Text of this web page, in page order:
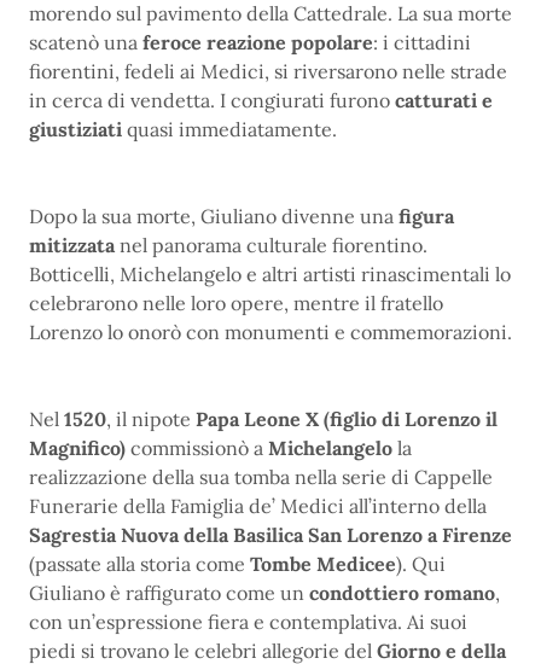
morendo sul pavimento della Cattedrale. La sua morte
scatenò una feroce reazione popolare: i cittadini
fiorentini, fedeli ai Medici, si riversarono nelle strade
in cerca di vendetta. I congiurati furono catturati e
giustiziati quasi immediatamente.
Dopo la sua morte, Giuliano divenne una figura
mitizzata nel panorama culturale fiorentino.
Botticelli, Michelangelo e altri artisti rinascimentali lo
celebrarono nelle loro opere, mentre il fratello
Lorenzo lo onorò con monumenti e commemorazioni.
Nel 1520, il nipote Papa Leone X (figlio di Lorenzo il
Magnifico) commissionò a Michelangelo la
realizzazione della sua tomba nella serie di Cappelle
Funerarie della Famiglia de’ Medici all’interno della
Sagrestia Nuova della Basilica San Lorenzo a Firenze
(passate alla storia come Tombe Medicee). Qui
Giuliano è raffigurato come un condottiero romano,
con un’espressione fiera e contemplativa. Ai suoi
piedi si trovano le celebri allegorie del Giorno e della